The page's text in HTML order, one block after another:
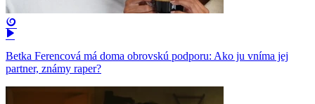
Betka Ferencová má doma obrovskú podporu: Ako ju vníma jej
partner, známy raper?